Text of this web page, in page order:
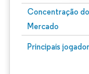
Concentração do
Mercado
Principais
Imagem © Mordor